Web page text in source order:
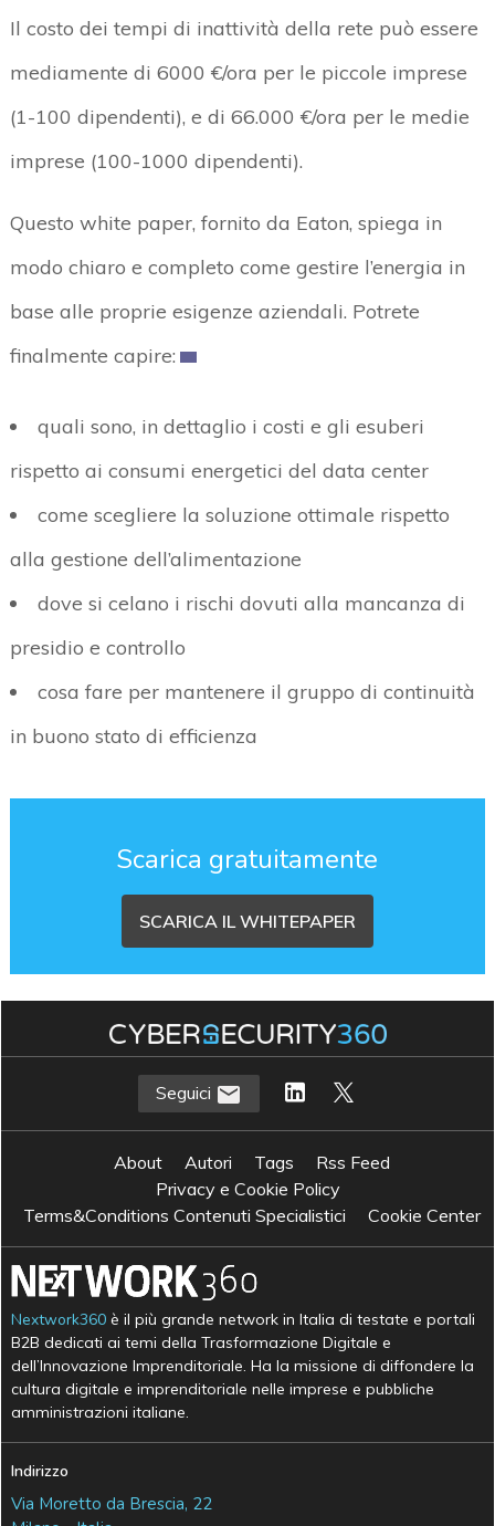
Il costo dei tempi di inattività della rete può essere
mediamente di 6000 €/ora per le piccole imprese
(1-100 dipendenti), e di 66.000 €/ora per le medie
imprese (100-1000 dipendenti).
Questo white paper, fornito da Eaton, spiega in
modo chiaro e completo come gestire l’energia in
base alle proprie esigenze aziendali. Potrete
finalmente capire:
quali sono, in dettaglio i costi e gli esuberi
rispetto ai consumi energetici del data center
come scegliere la soluzione ottimale rispetto
alla gestione dell’alimentazione
dove si celano i rischi dovuti alla mancanza di
presidio e controllo
cosa fare per mantenere il gruppo di continuità
in buono stato di efficienza
Scarica gratuitamente
SCARICA IL WHITEPAPER
Seguici
About Autori Tags
Rss Feed
Privacy e Cookie Policy
Terms&Conditions Contenuti Specialistici
Cookie Center
Nextwork360 è il più grande network in Italia di testate e portali
B2B dedicati ai temi della Trasformazione Digitale e
dell’Innovazione Imprenditoriale. Ha la missione di diffondere la
cultura digitale e imprenditoriale nelle imprese e pubbliche
amministrazioni italiane.
Indirizzo
Via Moretto da Brescia, 22